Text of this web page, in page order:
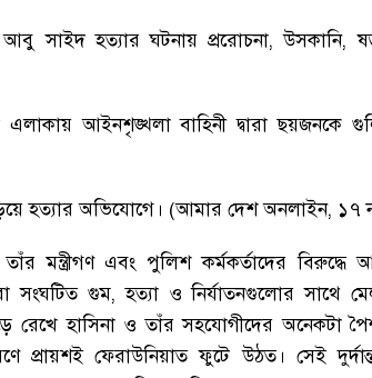
আবু সাইদ হত্যার ঘটনায় প্ররোচনা,উসকানি,
আইনশৃঙ্খলা বাহিনী দ্বারা ছয়জনকে
হত্যার অভিযোগে । (আমার দেশ অনলাইন, ১৭
মন্ত্রীগণ এবং পুলিশ কর্মকর্তাদের
সংঘটিত গুম,হত্যা ও নির্যাতনগুলোর সাথে
রেখে হাসিনা ও তাঁর সহযোগীদের অনেকটা
প্রায়শই ফেরাউনিয়াত ফুটে উঠত। সেই